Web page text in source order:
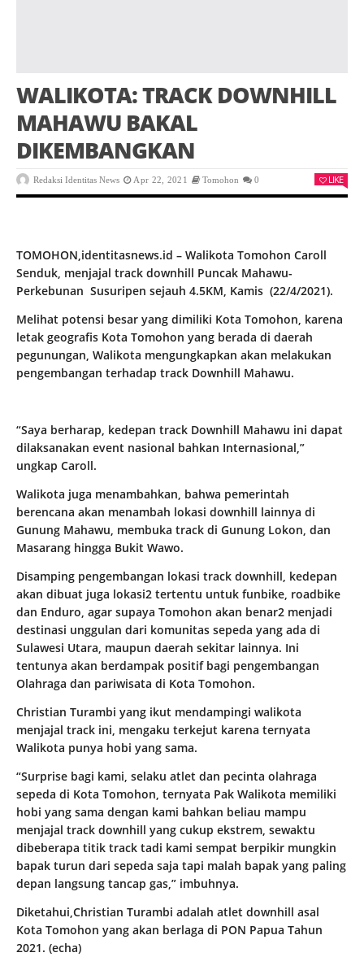
WALIKOTA: TRACK DOWNHILL
MAHAWU BAKAL
DIKEMBANGKAN
Redaksi Identitas News Apr 22, 2021 Tomohon 0 LIKE
TOMOHON,identitasnews.id – Walikota Tomohon Caroll
Senduk, menjajal track downhill Puncak Mahawu-
Perkebunan Susuripen sejauh 4.5KM, Kamis (22/4/2021).
Melihat potensi besar yang dimiliki Kota Tomohon, karena
letak geografis Kota Tomohon yang berada di daerah
pegunungan, Walikota mengungkapkan akan melakukan
pengembangan terhadap track Downhill Mahawu.
“Saya berharap, kedepan track Downhill Mahawu ini dapat
dilaksanakan event nasional bahkan Internasional,”
ungkap Caroll.
Walikota juga menambahkan, bahwa pemerintah
berencana akan menambah lokasi downhill lainnya di
Gunung Mahawu, membuka track di Gunung Lokon, dan
Masarang hingga Bukit Wawo.
Disamping pengembangan lokasi track downhill, kedepan
akan dibuat juga lokasi2 tertentu untuk funbike, roadbike
dan Enduro, agar supaya Tomohon akan benar2 menjadi
destinasi unggulan dari komunitas sepeda yang ada di
Sulawesi Utara, maupun daerah sekitar lainnya. Ini
tentunya akan berdampak positif bagi pengembangan
Olahraga dan pariwisata di Kota Tomohon.
Christian Turambi yang ikut mendampingi walikota
menjajal track ini, mengaku terkejut karena ternyata
Walikota punya hobi yang sama.
“Surprise bagi kami, selaku atlet dan pecinta olahraga
sepeda di Kota Tomohon, ternyata Pak Walikota memiliki
hobi yang sama dengan kami bahkan beliau mampu
menjajal track downhill yang cukup ekstrem, sewaktu
dibeberapa titik track tadi kami sempat berpikir mungkin
bapak turun dari sepeda saja tapi malah bapak yang paling
depan langsung tancap gas,” imbuhnya.
Diketahui,Christian Turambi adalah atlet downhill asal
Kota Tomohon yang akan berlaga di PON Papua Tahun
2021. (echa)